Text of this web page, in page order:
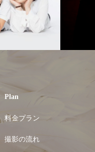
Plan
料金プラン
撮影の流れ